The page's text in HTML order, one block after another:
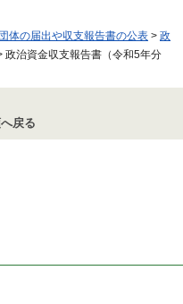
体の届出や収支報告書の公表 > 政
政治資金収支報告書（令和5年分
戻る